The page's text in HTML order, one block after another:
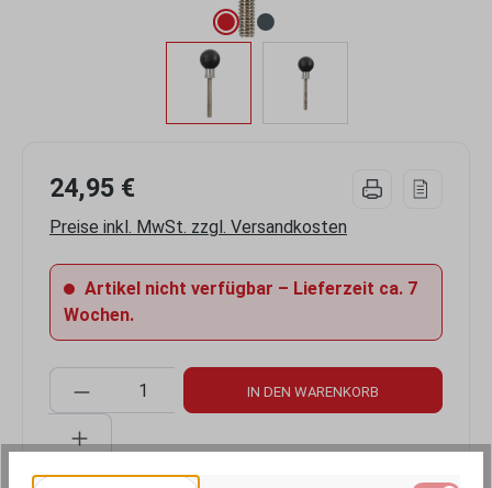
24,95 €
Preise inkl. MwSt. zzgl. Versandkosten
Artikel nicht verfügbar – Lieferzeit ca. 7
Wochen.
Produkt Anzahl: Gib den gewünschten
IN DEN WARENKORB